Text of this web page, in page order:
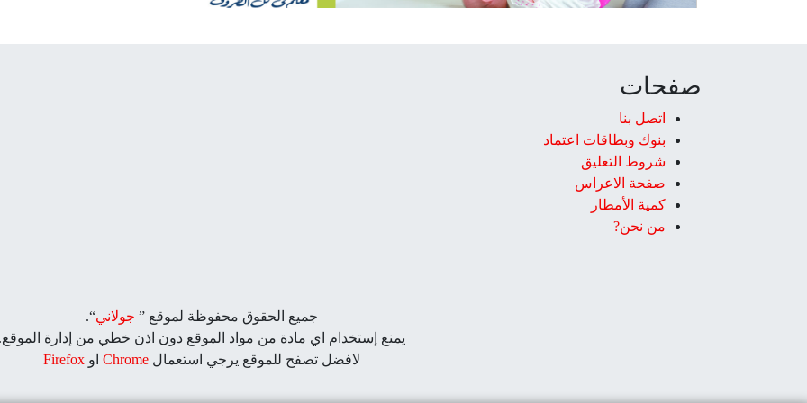
صفحات
اتصل بنا
بنوك وبطاقات اعتماد
شروط التعليق‎
صفحة الاعراس
كمية الأمطار
من نحن?
جميع الحقوق محفوظة لموقع ” جولاني“.
يمنع إستخدام اي مادة من مواد الموقع دون اذن خطي من إدارة
لافضل تصفح للموقع يرجي استعمال Chrome او Firefox